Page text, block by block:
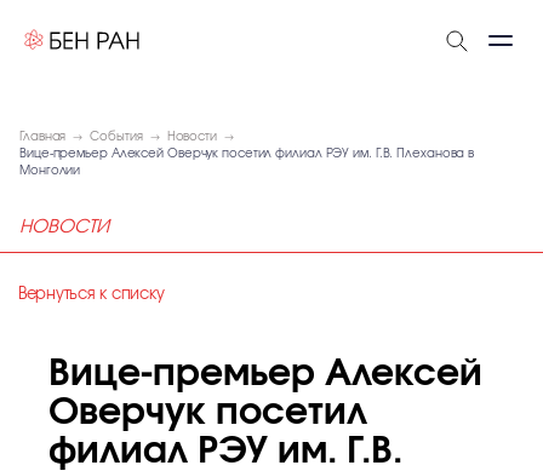
Главная События
Новости
Вице-премьер Алексей Оверчук посетил филиал РЭУ им. Г.В. Плеханова в
Монголии
НОВОСТИ
Вернуться к списку
Вице-премьер Алексей
Оверчук посетил
филиал РЭУ им. Г.В.